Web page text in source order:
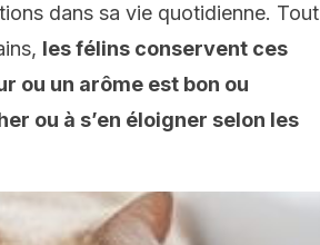
dans sa vie quotidienne. Tout
les félins conservent ces
ou un arôme est bon ou
ou à s’en éloigner selon les